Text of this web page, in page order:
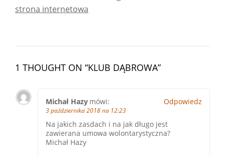
strona internetowa
1 THOUGHT ON “KLUB DĄBROWA”
Michał Hazy mówi:
3 października 2018 na 12:23
Na jakich zasdach i na jak długo jest
zawierana umowa wolontarystyczna?
Michał Hazy
Odpowiedz